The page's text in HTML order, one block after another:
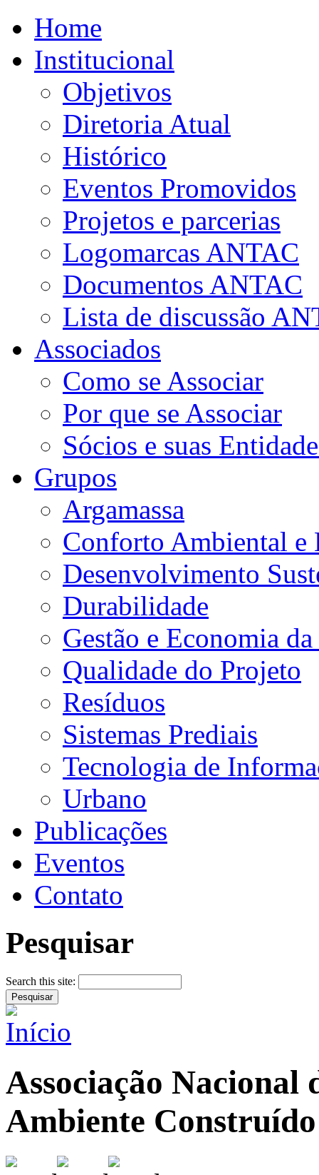
Home
Institucional
Objetivos
Diretoria Atual
Histórico
Eventos Promovidos
Projetos e parcerias
Logomarcas ANTAC
Documentos ANTAC
Lista de discussão
Associados
Como se Associar
Por que se Associar
Sócios e suas
Grupos
Argamassa
Conforto Ambiental e
Desenvolvimento
Durabilidade
Gestão e Economia
Qualidade do Projeto
Resíduos
Sistemas Prediais
Tecnologia de
Urbano
Publicações
Eventos
Contato
Pesquisar
Search this site:
Associação Nacional
Ambiente Construído